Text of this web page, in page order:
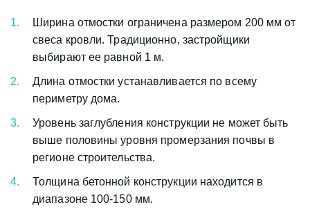
Ширина отмостки ограничена размером 200 мм от
свеса кровли. Традиционно, застройщики
выбирают ее равной 1 м.
Длина отмостки устанавливается по всему
периметру дома.
Уровень заглубления конструкции не может быть
выше половины уровня промерзания почвы в
регионе строительства.
Толщина бетонной конструкции находится в
диапазоне 100-150 мм.